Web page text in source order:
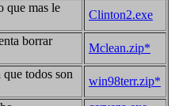
que mas le
Clinton2.exe
borrar
Mclean.zip*
todos son
win98terr.zip*